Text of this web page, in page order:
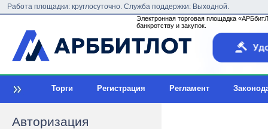
Работа площадки: круглосуточно. Служба поддержки: Выходной.
Электронная торговая площадка
банкротству и закупок.
Торги Регистрация Регламент
Авторизация